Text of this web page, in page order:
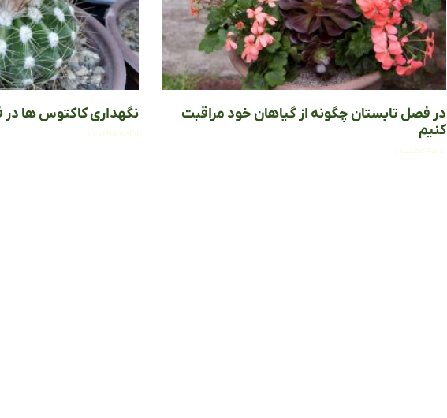
در فصل تابستان چگونه از گیاهان خود مراقبت
کنیم
ادامه مطلب »
نگهداری کاکتوس‌ ها
ادامه مطلب »